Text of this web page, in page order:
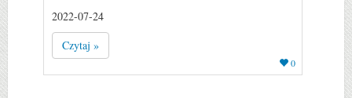
2022-07-24
Czytaj »
0